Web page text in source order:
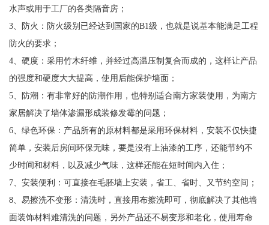
水声或用于工厂的各类隔音房；
3、防火：防火级别已经达到国家的B1级，也就是说基本能满足工程
防火的要求；
4、硬度：采用竹木纤维，并经过高温压制复合而成的，这样让产品
的强度和硬度大大提高，使用后能保护墙面；
5、防潮：有非常好的防潮作用，也特别适合南方家装使用，为南方
家居解决了墙体渗漏形成装修发霉的问题；
6、绿色环保：产品所有的原材料都是采用环保材料，安装不仅快捷
简单，安装后房间环保无味，要是没有上油漆的工序，还能节约不
少时间和材料，以及减少气味，这样还能在短时间内入住；
7、安装便利：可直接在毛胚墙上安装，省工、省时、又节约空间；
8、易擦洗不变形：清洗时，直接用布擦洗即可，彻底解决了其他墙
面装饰材料难清洗的问题，另外产品还不易变形和老化，使用寿命